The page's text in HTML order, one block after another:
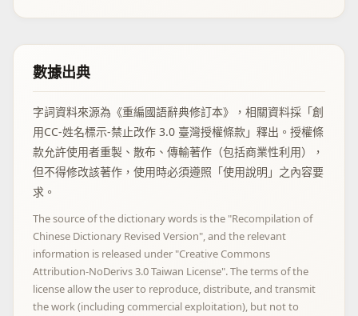
數據出典
字詞資料來源為《重編國語辭典修訂本》，相關資料採「創
用CC-姓名標示-禁止改作 3.0 臺灣授權條款」釋出。授權條
款允許使用者重製、散布、傳輸著作（包括商業性利用），
但不得修改該著作，使用時必須遵照「使用說明」之內容要
求。
The source of the dictionary words is the "Recompilation of
Chinese Dictionary Revised Version", and the relevant
information is released under "Creative Commons
Attribution-NoDerivs 3.0 Taiwan License". The terms of the
license allow the user to reproduce, distribute, and transmit
the work (including commercial exploitation), but not to